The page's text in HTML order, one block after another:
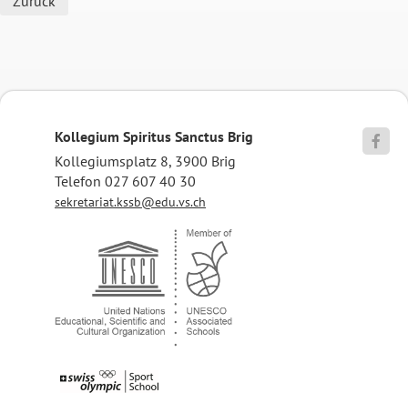
Kollegium Spiritus Sanctus Brig
Kollegiumsplatz 8, 3900 Brig
Telefon 027 607 40 30
sekretariat.kssb@edu.vs.ch
